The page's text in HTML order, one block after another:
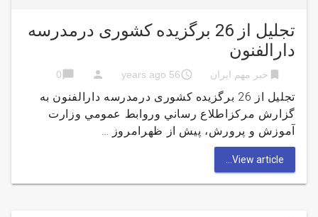
تجليل از 26 برگزیده کشوری درمدرسه
دارالفنون
bookmark خبر مهم ایران access_time
56 years ago
person
chat_bubble
0
تجليل از 26 برگزیده کشوری درمدرسه دارالفنون به
گزارش مركزاطلاع رساني وروابط عمومي وزارت
آموزش و پرورش، پيش از ظهرامروز …
View article...